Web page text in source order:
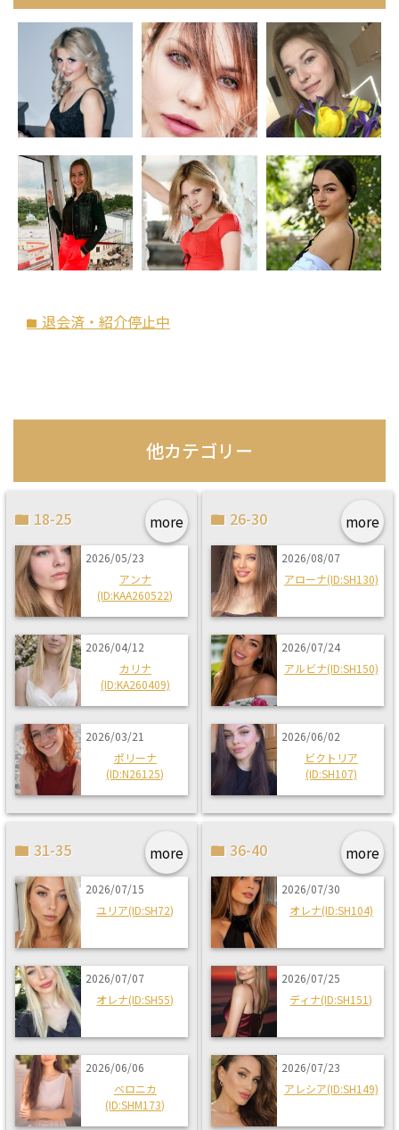
folder 退会済・紹介停止中
他カテゴリー
more
18-25
2026/05/23
アンナ
(ID:KAA260522)
2026/04/12
カリナ
(ID:KA260409)
2026/03/21
ポリーナ
(ID:N26125)
more
26-30
2026/08/07
アローナ(ID:SH130)
2026/07/24
アルビナ(ID:SH150)
2026/06/02
ビクトリア
(ID:SH107)
more
31-35
2026/07/15
ユリア(ID:SH72)
2026/07/07
オレナ(ID:SH55)
2026/06/06
ベロニカ
(ID:SHM173)
more
36-40
2026/07/30
オレナ(ID:SH104)
2026/07/25
ディナ(ID:SH151)
2026/07/23
アレシア(ID:SH149)